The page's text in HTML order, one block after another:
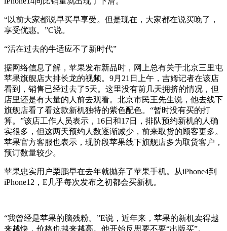
“以前大家都说早买早享受。但是现在，大家都在说买晚了，
享受优惠。”C说。
“活在过去的牛适应不了新时代”
据网络信息了解，苹果发布新品时，网上总有关于北京三里屯
苹果旗舰店大排长龙的视频。9月21日上午，吉姆记者在该店
看到，销售已经过去了5天。这里没有前几天拥挤的情况，但
店里还是有大量的人前去观看。北京市民王先生说，他去线下
旗舰店看了看这款新机独特的紫色配色。“暂时没有买的打
算。”该店工作人员表示，16日和17日，排队预约新机的人确
实很多，但这两天预约人数逐渐减少，前来取货的顾客更多。
苹果官方客服也表示，现阶段苹果线下旗舰店多为取货客户，
预订数量较少。
苹果忠实用户栗鹏早在去年就抛弃了苹果手机。从iPhone4到
iPhone12，E几乎每次发布之初都会买新机。
“我曾经是苹果的脑残粉。”E说，近年来，苹果的新机卖得越
来越快，价格也越来越高。他开始反思要不要“出版买”。